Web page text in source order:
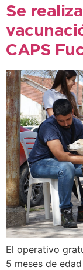
Se
CAPS
El operativo
5 meses de